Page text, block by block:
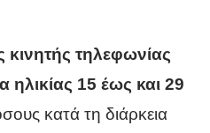
κινητής τηλεφωνίας
15 έως και 29
κατά τη διάρκεια